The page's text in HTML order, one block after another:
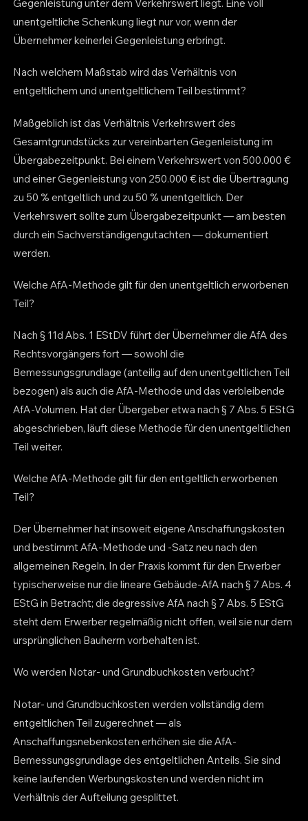
Gegenleistung unter dem Verkehrswert liegt. Eine voll
unentgeltliche Schenkung liegt nur vor, wenn der
Übernehmer keinerlei Gegenleistung erbringt.
Nach welchem Maßstab wird das Verhältnis von
entgeltlichem und unentgeltlichem Teil bestimmt?
Maßgeblich ist das Verhältnis Verkehrswert des
Gesamtgrundstücks zur vereinbarten Gegenleistung im
Übergabezeitpunkt. Bei einem Verkehrswert von 500.000 €
und einer Gegenleistung von 250.000 € ist die Übertragung
zu 50 % entgeltlich und zu 50 % unentgeltlich. Der
Verkehrswert sollte zum Übergabezeitpunkt — am besten
durch ein Sachverständigengutachten — dokumentiert
werden.
Welche AfA-Methode gilt für den unentgeltlich erworbenen
Teil?
Nach § 11d Abs. 1 EStDV führt der Übernehmer die AfA des
Rechtsvorgängers fort — sowohl die
Bemessungsgrundlage (anteilig auf den unentgeltlichen Teil
bezogen) als auch die AfA-Methode und das verbleibende
AfA-Volumen. Hat der Übergeber etwa nach § 7 Abs. 5 EStG
abgeschrieben, läuft diese Methode für den unentgeltlichen
Teil weiter.
Welche AfA-Methode gilt für den entgeltlich erworbenen
Teil?
Der Übernehmer hat insoweit eigene Anschaffungskosten
und bestimmt AfA-Methode und -Satz neu nach den
allgemeinen Regeln. In der Praxis kommt für den Erwerber
typischerweise nur die lineare Gebäude-AfA nach § 7 Abs. 4
EStG in Betracht; die degressive AfA nach § 7 Abs. 5 EStG
steht dem Erwerber regelmäßig nicht offen, weil sie nur dem
ursprünglichen Bauherrn vorbehalten ist.
Wo werden Notar- und Grundbuchkosten verbucht?
Notar- und Grundbuchkosten werden vollständig dem
entgeltlichen Teil zugerechnet — als
Anschaffungsnebenkosten erhöhen sie die AfA-
Bemessungsgrundlage des entgeltlichen Anteils. Sie sind
keine laufenden Werbungskosten und werden nicht im
Verhältnis der Aufteilung gesplittet.